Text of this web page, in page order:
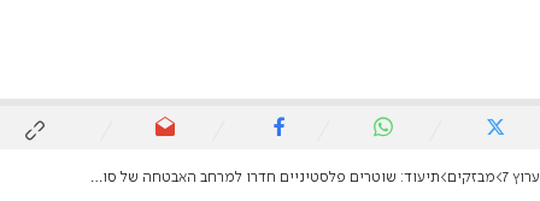
ערוץ 7 מבזקים תיעוד: שוטרים פלסטיניים חדרו למרחב האבטחה של סוסיא